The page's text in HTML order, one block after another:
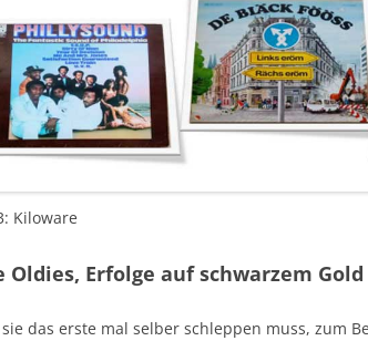
Kiloware
Oldies, Erfolge auf schwarzem
das erste mal selber schleppen muss, zum